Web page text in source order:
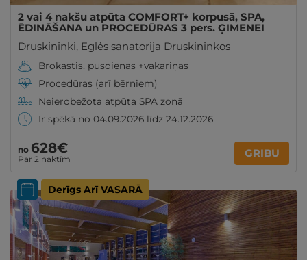
2 vai 4 nakšu atpūta COMFORT+ korpusā, SPA,
ĒDINĀŠANA un PROCEDŪRAS 3 pers. ĢIMENEI
Druskininki, Eglės sanatorija Druskininkos
Brokastis, pusdienas +vakariņas
Procedūras (arī bērniem)
Neierobežota atpūta SPA zonā
Ir spēkā no 04.09.2026 līdz 24.12.2026
no 628€
Par 2 naktīm GRIBU
Derīgs Arī VASARĀ